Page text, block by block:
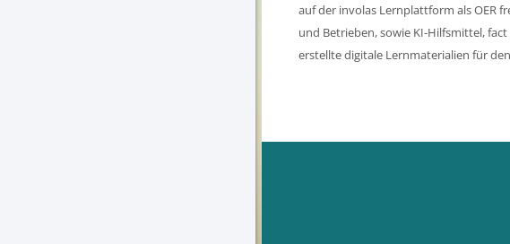
auf der involas Lernplattform als OER
und Betrieben, sowie KI-Hilfsmittel,
erstellte digitale Lernmaterialien für